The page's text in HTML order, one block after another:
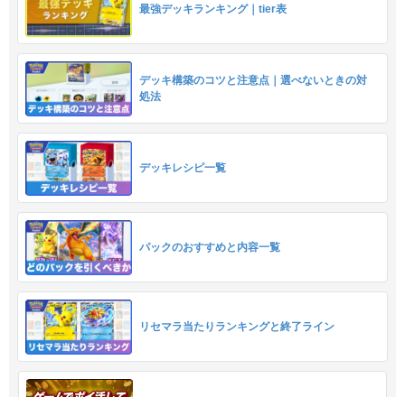
最強デッキランキング｜tier表
デッキ構築のコツと注意点｜選べないときの対
処法
デッキレシピ一覧
パックのおすすめと内容一覧
リセマラ当たりランキングと終了ライン